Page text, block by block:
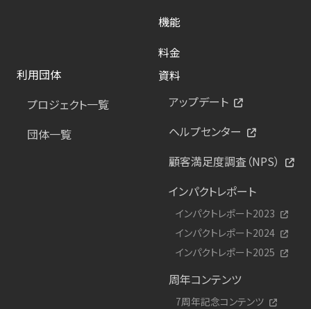
機能
料金
利用団体
プロジェクト一覧
団体一覧
資料
アップデート
ヘルプセンター
顧客満足度調査（NPS）
インパクトレポート
インパクトレポート2023
インパクトレポート2024
インパクトレポート2025
周年コンテンツ
7周年記念コンテンツ